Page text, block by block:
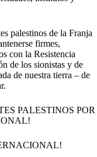
palestinos de la Franja
firmes,
con la Resistencia
de los sionistas y de
de nuestra tierra – de
PALESTINOS POR